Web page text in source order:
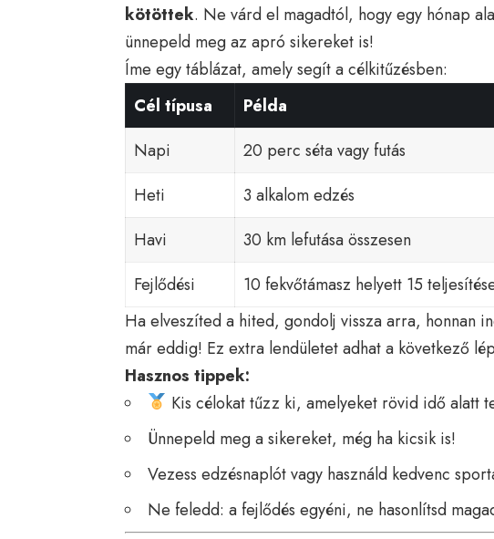
kötöttek. Ne várd el magadtól, hogy egy hónap
ünnepeld meg az apró sikereket is!
Íme egy táblázat, amely segít a célkitűzésben:
Cél típusa
Példa
Napi
20 perc séta vagy futás
Heti
3 alkalom edzés
Havi
30 km lefutása összesen
Fejlődési
10 fekvőtámasz helyett 15
Ha elveszíted a hited, gondolj vissza arra, honnan
már eddig! Ez extra lendületet adhat a következő
Hasznos tippek:
Kis célokat tűzz ki, amelyeket rövid idő alatt
Ünnepeld meg a sikereket, még ha kicsik is!
Vezess edzésnaplót vagy használd kedvenc
Ne feledd: a fejlődés egyéni, ne hasonlítsd